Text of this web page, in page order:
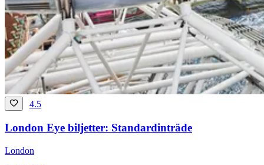
4.5
London Eye biljetter: Standardinträde
London